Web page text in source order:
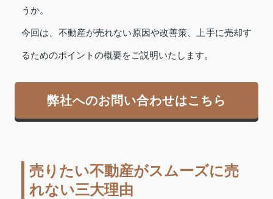
うか。
今回は、不動産が売れない原因や改善策、上手に売却す
るためのポイントの概要をご説明いたします。
弊社へのお問い合わせはこちら
売りたい不動産がスムーズに売
れない三大理由